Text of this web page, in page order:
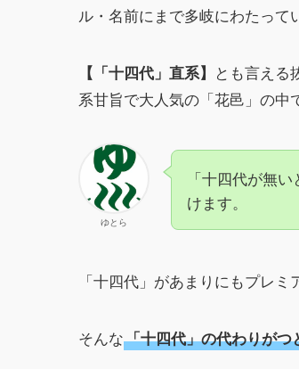
ル・名前にまで多岐にわたって
【「十四代」直系】 とも言える
系甘旨で大人気の「花邑」の中
ゆとら
「十四代が無
けます。
「十四代」があまりにもプレ
そんな「十四代」の代わりが